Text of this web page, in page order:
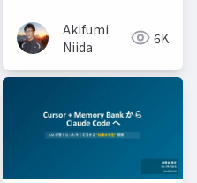
Akifumi
Niida
6K